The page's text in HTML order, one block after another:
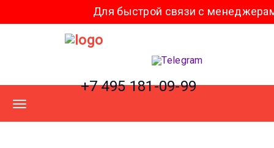
связи с менеджерами напишите нам в
+7 495 181-09-99